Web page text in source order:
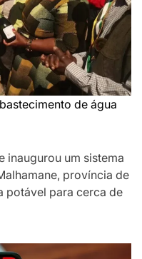
de água
inaugurou um sistema
província de
potável para cerca de